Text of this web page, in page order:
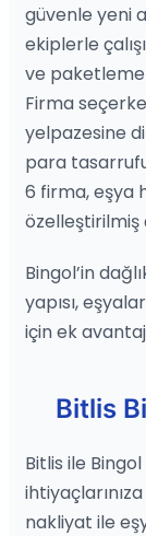
güvenle yeni
ekiplerle
ve paketleme
Firma
yelpazesine
para
6 firma, eşya
özelleştirilmiş
Bingol’in
yapısı,
için ek
Bitlis
Bitlis ile
nakliyat ile